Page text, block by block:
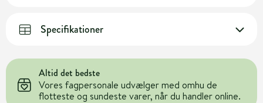
Specifikationer
Altid det bedste
Vores fagpersonale udvælger med omhu de
flotteste og sundeste varer, når du handler online.